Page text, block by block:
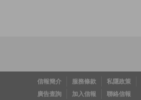
信報簡介 服務條款 私隱政策
廣告查詢
加入信報 聯絡信報